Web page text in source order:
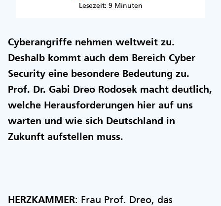
Lesezeit: 9 Minuten
Cyberangriffe nehmen weltweit zu.
Deshalb kommt auch dem Bereich Cyber
Security eine besondere Bedeutung zu.
Prof. Dr. Gabi Dreo Rodosek macht deutlich,
welche Herausforderungen hier auf uns
warten und wie sich Deutschland in
Zukunft aufstellen muss.
HERZKAMMER: Frau Prof. Dreo, das